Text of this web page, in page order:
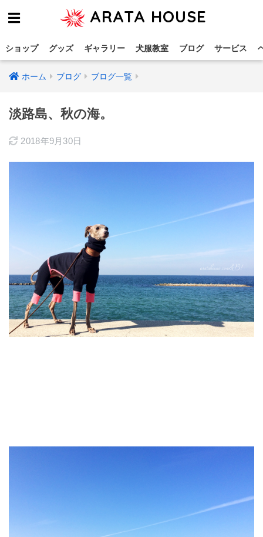
ARATA HOUSE
ショップ グッズ ギャラリー 犬服教室 ブログ サービス
ホーム ブログ ブログ一覧
淡路島、秋の海。
2018年9月30日